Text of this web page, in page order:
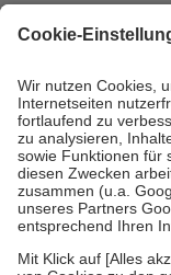
Kosten dafür, der
Grundsätzlich leisten
Prozent des
höchstens zehn Euro.
Kosten der Leistung
Diese Regeln gelten
Bei Heilmitteln und
Zuzahlung zehn
Um das Engagement